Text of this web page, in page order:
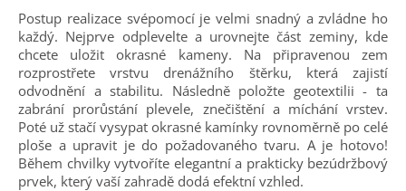
Postup realizace svépomocí je velmi snadný a zvládne ho
každý. Nejprve odplevelte a urovnejte část zeminy, kde
chcete uložit okrasné kameny. Na připravenou zem
rozprostřete vrstvu drenážního štěrku, která zajistí
odvodnění a stabilitu. Následně položte geotextilii - ta
zabrání prorůstání plevele, znečištění a míchání vrstev.
Poté už stačí vysypat okrasné kamínky rovnoměrně po celé
ploše a upravit je do požadovaného tvaru. A je hotovo!
Během chvilky vytvoříte elegantní a prakticky bezúdržbový
prvek, který vaší zahradě dodá efektní vzhled.